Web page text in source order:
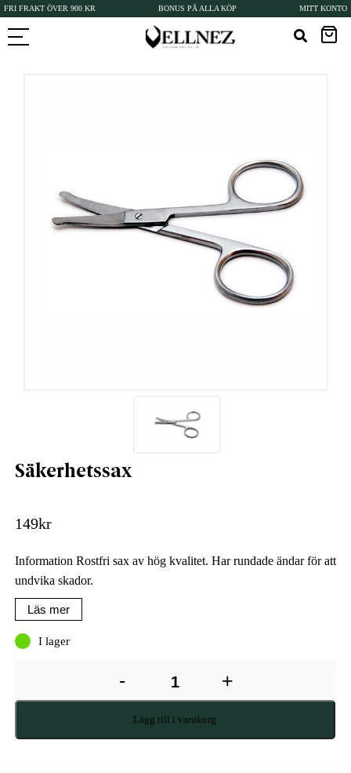
FRI FRAKT ÖVER 900 KR BONUS PÅ ALLA KÖP MITT KONTO
Säkerhetssax
149kr
Information Rostfri sax av hög kvalitet. Har rundade ändar för att
undvika skador.
Läs mer
I lager
- +
Lägg till i varukorg